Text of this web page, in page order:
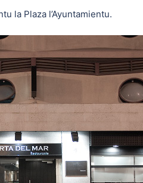
la Plaza l’Ayuntamientu.